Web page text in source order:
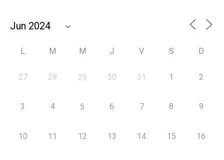
L M M J V S D
27 28 29 30 31 1 2
3 4 5 6 7 8 9
10 11 12 13 14 15 16